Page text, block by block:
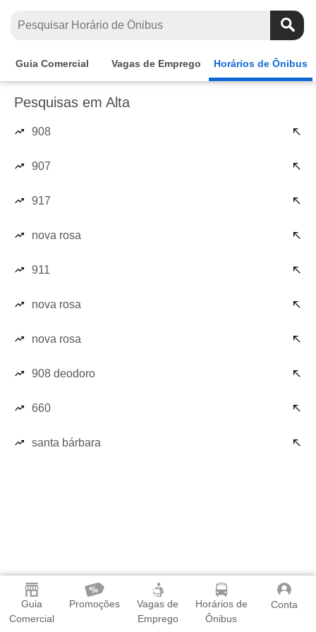
Guia Comercial Vagas de Emprego Horários de Ônibus
Guia
Comercial
Promoções
Vagas de
Emprego
Horários de
Ônibus
Conta
Pesquisas em Alta
908
907
917
nova rosa
911
nova rosa
nova rosa
908 deodoro
660
santa bárbara